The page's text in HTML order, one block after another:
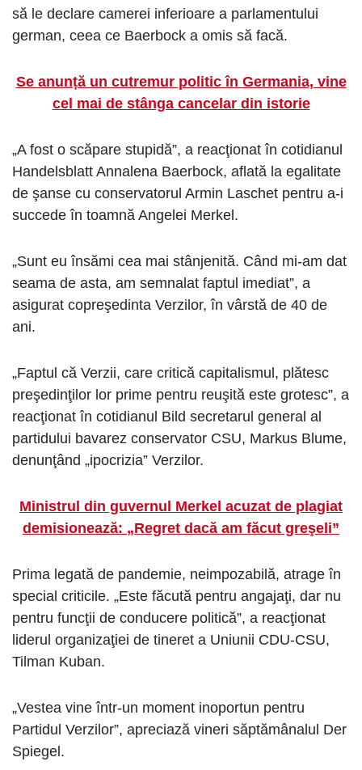
să le declare camerei inferioare a parlamentului
german, ceea ce Baerbock a omis să facă.
Se anunță un cutremur politic în Germania, vine
cel mai de stânga cancelar din istorie
„A fost o scăpare stupidă”, a reacţionat în cotidianul
Handelsblatt Annalena Baerbock, aflată la egalitate
de şanse cu conservatorul Armin Laschet pentru a-i
succede în toamnă Angelei Merkel.
„Sunt eu însămi cea mai stânjenită. Când mi-am dat
seama de asta, am semnalat faptul imediat”, a
asigurat copreşedinta Verzilor, în vârstă de 40 de
ani.
„Faptul că Verzii, care critică capitalismul, plătesc
preşedinţilor lor prime pentru reuşită este grotesc”, a
reacţionat în cotidianul Bild secretarul general al
partidului bavarez conservator CSU, Markus Blume,
denunţând „ipocrizia” Verzilor.
Ministrul din guvernul Merkel acuzat de plagiat
demisionează: „Regret dacă am făcut greşeli”
Prima legată de pandemie, neimpozabilă, atrage în
special criticile. „Este făcută pentru angajaţi, dar nu
pentru funcţii de conducere politică”, a reacţionat
liderul organizaţiei de tineret a Uniunii CDU-CSU,
Tilman Kuban.
„Vestea vine într-un moment inoportun pentru
Partidul Verzilor”, apreciază vineri săptămânalul Der
Spiegel.